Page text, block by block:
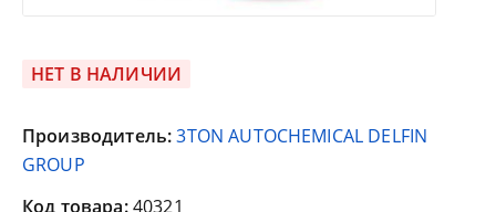
НЕТ В НАЛИЧИИ
Производитель:3TON AUTOCHEMICAL DELFIN
GROUP
Код товара:40321